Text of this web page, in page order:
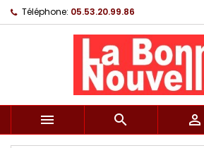
Téléphone: 05.53.20.99.86
  